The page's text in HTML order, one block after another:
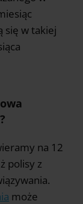
się w takiej
na 12
polisy z
może